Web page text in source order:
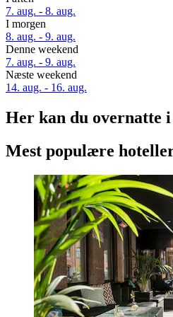
7. aug. - 8. aug.
I morgen
8. aug. - 9. aug.
Denne weekend
7. aug. - 9. aug.
Næste weekend
14. aug. - 16. aug.
Her kan du overnatte i
Mest populære